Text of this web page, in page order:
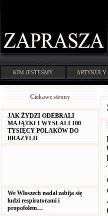
KIM JESTEŚMY ARTYKUŁY
Ciekawe strony
JAK ŻYDZI ODEBRALI
MAJĄTKI I WYSŁALI 100
TYSIĘCY POLAKÓW DO
BRAZYLII
We Włoszech nadal zabija się
ludzi respiratorami i
propofolem…